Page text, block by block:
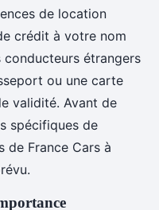
de location
crédit à votre nom
étrangers
ou une carte
validité. Avant de
spécifiques de
de France Cars à